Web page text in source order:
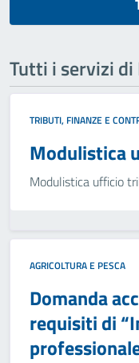
Tutti i servizi di
TRIBUTI, FINANZE E
Modulistica
Modulistica ufficio
AGRICOLTURA E PESCA
Domanda
requisiti di